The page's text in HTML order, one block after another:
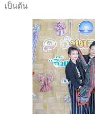
เป็นต้น